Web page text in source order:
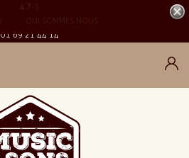
QUI SOMMES NOUS
4.7
01 69 21 44 14